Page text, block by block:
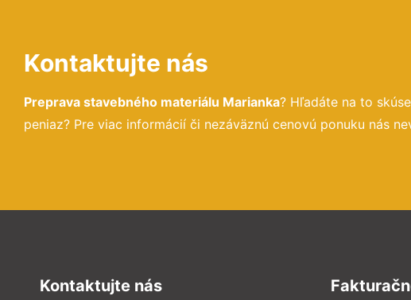
Kontaktujte nás
Preprava stavebného materiálu Marianka? Hľadáte na to
peniaz? Pre viac informácií či nezáväznú cenovú ponuku nás
Kontaktujte nás